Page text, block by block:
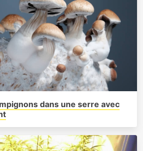
dans une serre avec